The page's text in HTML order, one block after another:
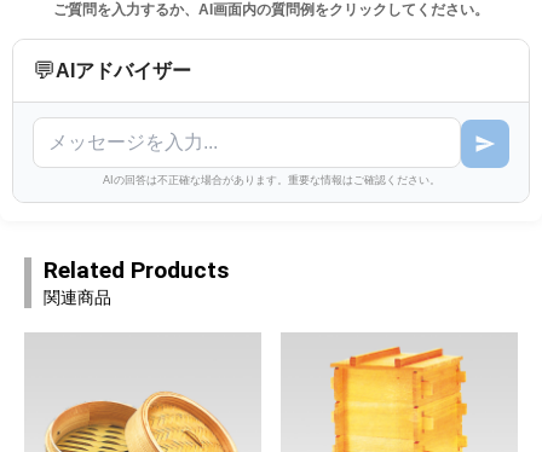
ご質問を入力するか、AI画面内の質問例をクリックしてください。
💬AIアドバイザー
AIの回答は不正確な場合があります。重要な情報はご確認ください。
Related Products
関連商品